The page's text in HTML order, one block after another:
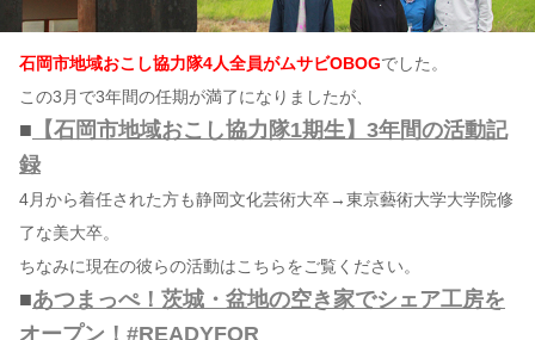
石岡市地域おこし協力隊4人全員がムサビOBOGでした。
この3月で3年間の任期が満了になりましたが、
■ 【石岡市地域おこし協力隊1期生】3年間の活動記
録
4月から着任された方も静岡文化芸術大卒→東京藝術大学大学院修
了な美大卒。
ちなみに現在の彼らの活動はこちらをご覧ください。
■あつまっぺ！茨城・盆地の空き家でシェア工房を
オープン！#READYFOR